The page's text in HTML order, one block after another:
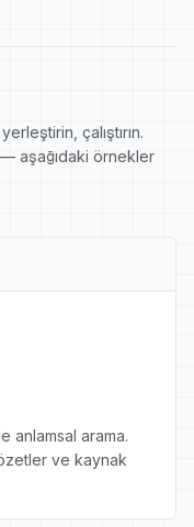
çalıştırın.
aşağıdaki örnekler
anlamsal arama.
ve kaynak